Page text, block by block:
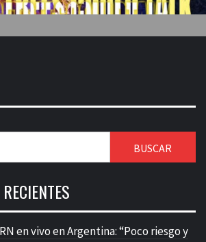
en vivo en Argentina: “Poco riesgo y